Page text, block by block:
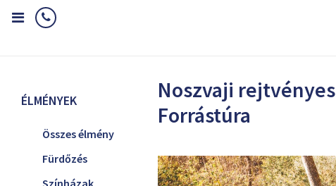
ÉLMÉNYEK
Összes élmény
Fürdőzés
Színházak
Noszvaji rejtvényes
Forrástúra